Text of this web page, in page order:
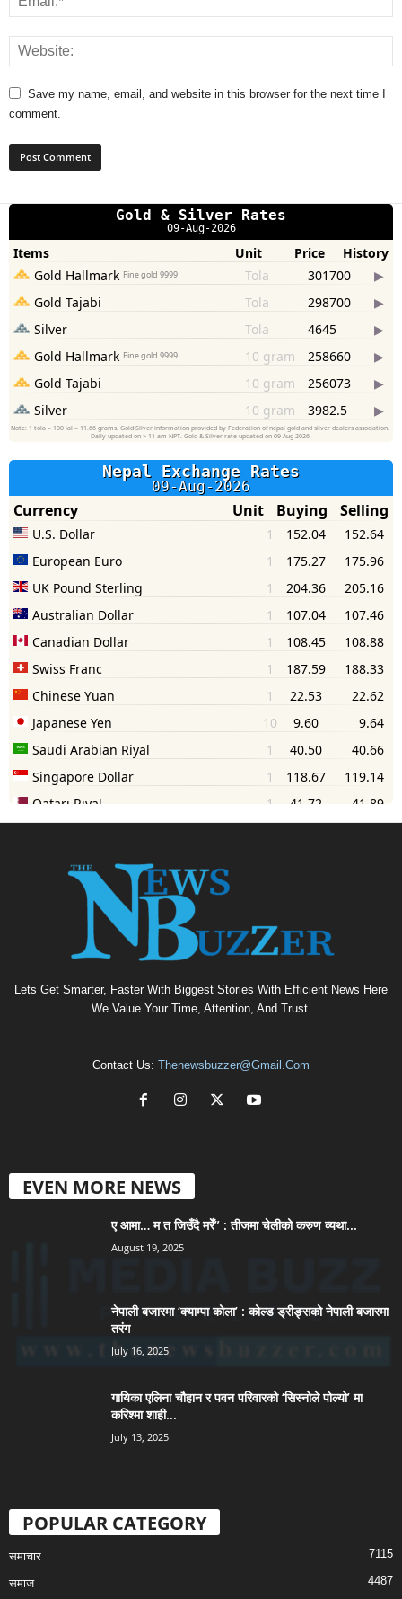
Save my name, email, and website in this browser for the next time I
comment.
Lets Get Smarter, Faster With Biggest Stories With Efficient News Here
We Value Your Time, Attention, And Trust.
Contact Us: Thenewsbuzzer@gmail.com
EVEN MORE NEWS
ए आमा… म त जिउँदै मरेँ” : तीजमा चेलीको करुण व्यथा...
August 19, 2025
नेपाली बजारमा ‘क्याम्पा कोला’ : कोल्ड ड्रीङ्सको नेपाली बजारमा
तरंग
July 16, 2025
गायिका एलिना चौहान र पवन परिवारको ‘सिस्नोले पोल्यो’ मा
करिश्मा शाही...
July 13, 2025
POPULAR CATEGORY
समाचार 7115
समाज 4487